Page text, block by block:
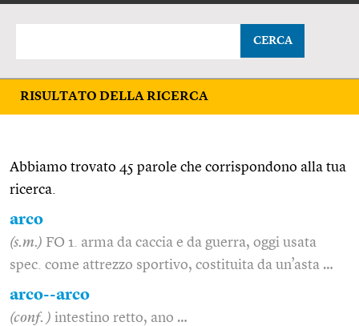
CERCA
RISULTATO DELLA RICERCA
Abbiamo trovato 45 parole che corrispondono alla tua
ricerca.
arco
(s.m.) FO 1. arma da caccia e da guerra, oggi usata
spec. come attrezzo sportivo, costituita da un’asta …
arco--arco
(conf. ) intestino retto, ano …